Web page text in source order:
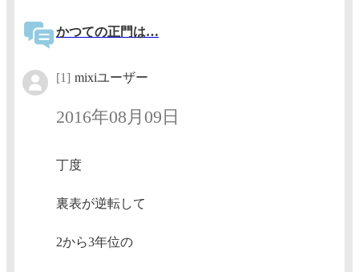
かつての正門は…
[1] mixiユーザー
2016年08月09日
丁度
裏表が逆転して
2から3年位の